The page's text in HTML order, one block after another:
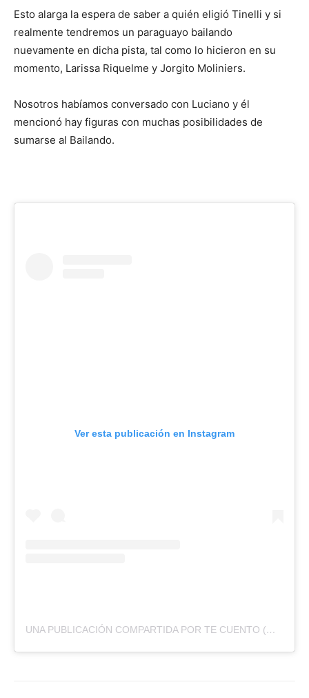
Esto alarga la espera de saber a quién eligió Tinelli y si
realmente tendremos un paraguayo bailando
nuevamente en dicha pista, tal como lo hicieron en su
momento, Larissa Riquelme y Jorgito Moliniers.
Nosotros habíamos conversado con Luciano y él
mencionó hay figuras con muchas posibilidades de
sumarse al Bailando.
Ver esta publicación en Instagram
UNA PUBLICACIÓN COMPARTIDA POR TE CUENTO (@TECUENTOPARAGUAY)